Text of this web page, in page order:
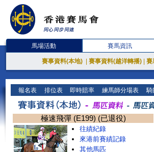
馬場活動 賽馬資訊
賽事資料(本地) 賽事資料(越洋轉播) 賽
報名表 排位表 即時賠率 練馬師分場表 騎
極速飛彈 (E199) (已退役)
往績紀錄
來港前賽績記錄
其他馬匹